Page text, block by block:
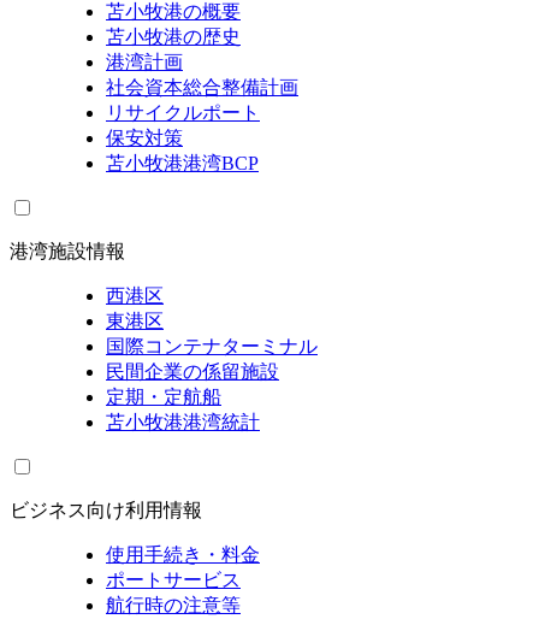
苫小牧港の概要
苫小牧港の歴史
港湾計画
社会資本総合整備計画
リサイクルポート
保安対策
苫小牧港港湾BCP
港湾施設情報
西港区
東港区
国際コンテナターミナル
民間企業の係留施設
定期・定航船
苫小牧港港湾統計
ビジネス向け利用情報
使用手続き・料金
ポートサービス
航行時の注意等